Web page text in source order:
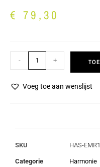
€ 79,30
- +
Voeg toe aan wenslijst
SKU HAS-
Categorie Harmonie